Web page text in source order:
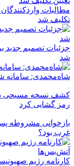
مطالبات
تکلیف شد
جزئیات تصمیم جدید
شد
شاه‌محمدی: سامانه
کشف نسخه‌ مسیحی در
رمز گشایی کرد
غرب بود؟
کارنامه رژیم